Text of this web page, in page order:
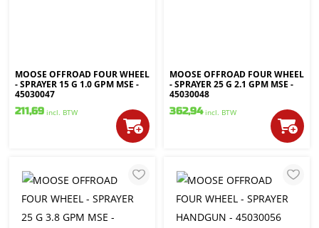
MOOSE OFFROAD FOUR WHEEL
- SPRAYER 15 G 1.0 GPM MSE -
45030047
211,69 incl. BTW
MOOSE OFFROAD FOUR WHEEL
- SPRAYER 25 G 2.1 GPM MSE -
45030048
362,94 incl. BTW